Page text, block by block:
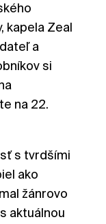
kapela Zeal
a
si
na 22.
s tvrdšími
ako
žánrovo
aktuálnou